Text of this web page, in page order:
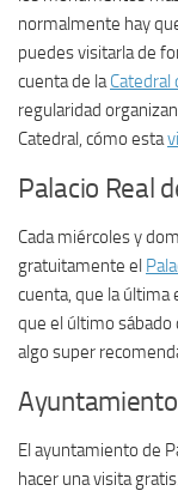
normalmente hay
puedes visitarla de
cuenta de la Catedral
regularidad
Catedral, cómo esta
Palacio Real
Cada miércoles y
gratuitamente el
cuenta, que la última
que el último sábado
algo super
El ayuntamiento de
hacer una visita